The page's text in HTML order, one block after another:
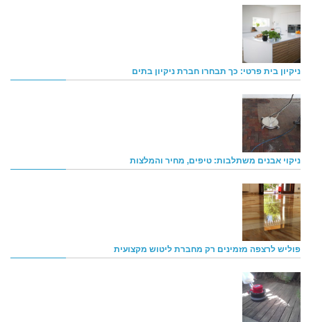
ניקיון בית פרטי: כך תבחרו חברת ניקיון בתים
ניקוי אבנים משתלבות: טיפים, מחיר והמלצות
פוליש לרצפה מזמינים רק מחברת ליטוש מקצועית